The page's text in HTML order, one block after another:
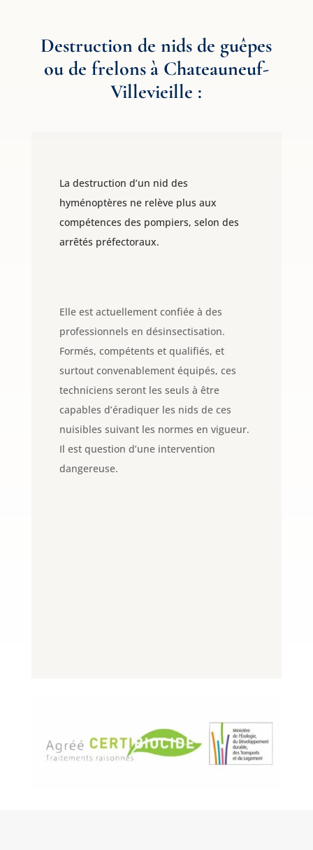
Destruction de nids de guêpes
ou de frelons à Chateauneuf-
Villevieille :
La destruction d’un nid des
hyménoptères ne relève plus aux
compétences des pompiers, selon des
arrêtés préfectoraux.
Elle est actuellement confiée à des
professionnels en désinsectisation.
Formés, compétents et qualifiés, et
surtout convenablement équipés, ces
techniciens seront les seuls à être
capables d’éradiquer les nids de ces
nuisibles suivant les normes en vigueur.
Il est question d’une intervention
dangereuse.